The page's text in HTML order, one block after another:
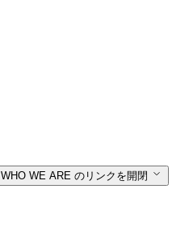
WHO WE ARE のリンクを開閉